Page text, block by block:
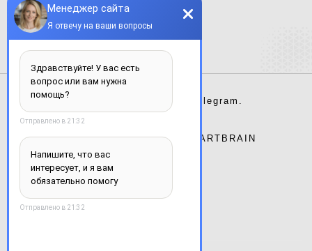
Instagram. Telegram.
Сайт разработан студией ARTBRAIN